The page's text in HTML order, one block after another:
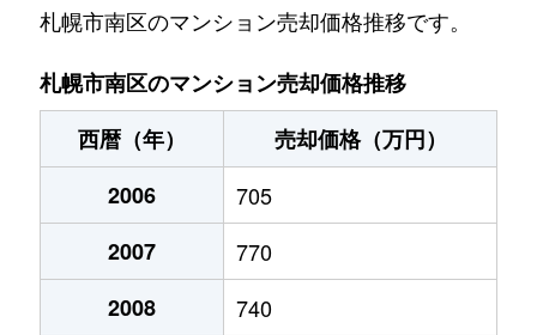
川沿６条
1,800万円 真駒内
徒歩45分
川沿９条
230万円 真駒内
川沿９条
660万円 真駒内
川沿１７条
200万円
北ノ沢
1,200万円
北ノ沢
400万円
札幌市南区のマンション売却価格推移です。
札幌市南区のマンション売却価格推移
西暦（年）
売却価格（万円）
2006
705
2007
770
2008
740